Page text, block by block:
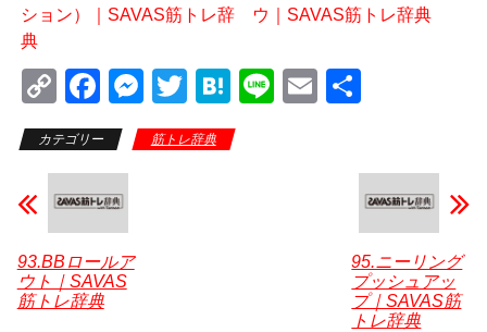
ション）｜SAVAS筋トレ辞
典
ウ｜SAVAS筋トレ辞典
C
o
p
y
Li
n
k
F
a
c
e
b
o
o
M
e
ss
T
wi
tt
H
at
e
Li
E
カテゴリー 筋トレ辞典
93.BBロールア
ウト｜SAVAS
筋トレ辞典
95.ニーリング
プッシュアッ
プ｜SAVAS筋
トレ辞典